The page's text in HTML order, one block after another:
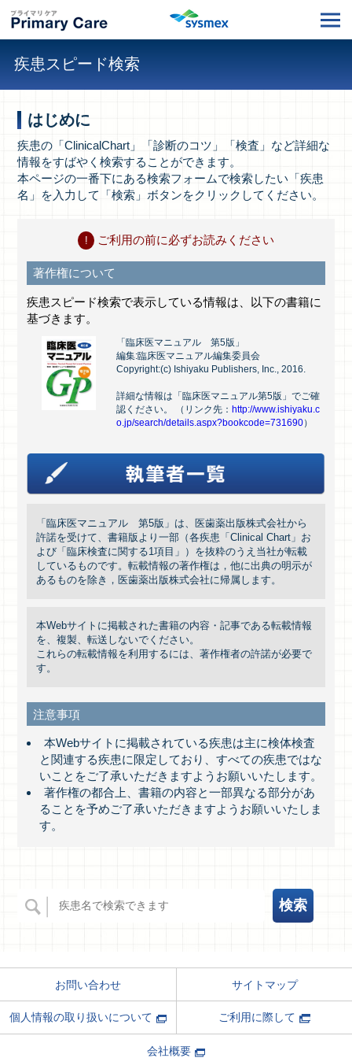
疾患スピード検索
はじめに
疾患の「ClinicalChart」「診断のコツ」「検査」など詳細な
情報をすばやく検索することができます。
本ページの一番下にある検索フォームで検索したい「疾患
名」を入力して「検索」ボタンをクリックしてください。
ご利用の前に必ずお読みください
著作権について
疾患スピード検索で表示している情報は、以下の書籍に
基づきます。
「臨床医マニュアル 第5版」
編集:臨床医マニュアル編集委員会
Copyright:(c) Ishiyaku Publishers, Inc., 2016.
詳細な情報は「臨床医マニュアル第5版」でご確
認ください。 （リンク先：http://www.ishiyaku.c
o.jp/search/details.aspx?bookcode=731690）
「臨床医マニュアル 第5版」は、医歯薬出版株式会社から
許諾を受けて、書籍版より一部（各疾患「Clinical Chart」お
よび「臨床検査に関する1項目」）を抜粋のうえ当社が転載
しているものです。転載情報の著作権は，他に出典の明示が
あるものを除き，医歯薬出版株式会社に帰属します。
本Webサイトに掲載された書籍の内容・記事である転載情報
を、複製、転送しないでください。
これらの転載情報を利用するには、著作権者の許諾が必要で
す。
注意事項
本Webサイトに掲載されている疾患は主に検体検査
と関連する疾患に限定しており、すべての疾患ではな
いことをご了承いただきますようお願いいたします。
著作権の都合上、書籍の内容と一部異なる部分があ
ることを予めご了承いただきますようお願いいたしま
す。
お問い合わせ サイトマップ
個人情報の取り扱いについて ご利用に際して
会社概要